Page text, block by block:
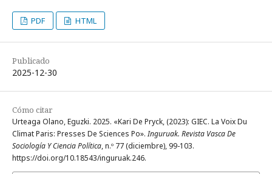
PDF HTML
Publicado
2025-12-30
Cómo citar
Urteaga Olano, Eguzki. 2025. «Kari De Pryck, (2023): GIEC. La Voix Du
Climat Paris: Presses De Sciences Po».Inguruak. Revista Vasca De
Sociología Y Ciencia Política, n.º 77 (diciembre), 99-103.
https://doi.org/10.18543/inguruak.246.